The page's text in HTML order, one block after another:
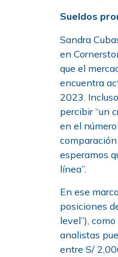
Sueldos
Sandra
en
que el
encuentra
2023.
percibir “un
en el
esperamos
línea”.
En ese
posiciones
level”),
analistas
entre S/